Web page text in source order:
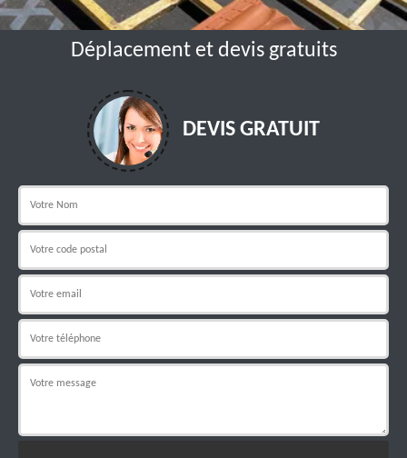
Déplacement et devis gratuits
DEVIS GRATUIT